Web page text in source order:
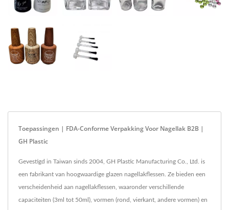
Toepassingen | FDA-Conforme Verpakking Voor Nagellak B2B |
GH Plastic
Gevestigd in Taiwan sinds 2004, GH Plastic Manufacturing Co., Ltd. is
een fabrikant van hoogwaardige glazen nagellakflessen. Ze bieden een
verscheidenheid aan nagellakflessen, waaronder verschillende
capaciteiten (3ml tot 50ml), vormen (rond, vierkant, andere vormen) en